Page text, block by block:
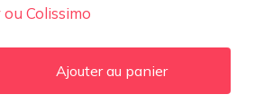
Colissimo
Ajouter au panier